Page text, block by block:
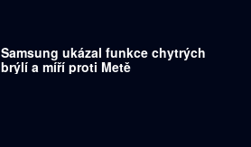
Samsung ukázal funkce chytrých
brýlí a míří proti Metě